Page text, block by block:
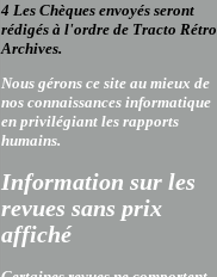
4 Les Chèques envoyés seront
rédigés à l'ordre de Tracto Rétro
Archives.
Nous gérons ce site au mieux de
nos connaissances informatique
en privilégiant les rapports
humains.
Information sur les
revues sans prix
affiché